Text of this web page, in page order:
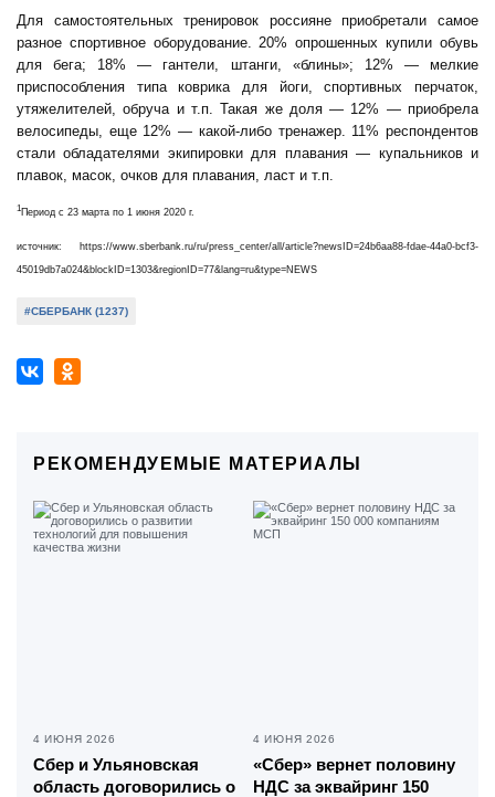
Для самостоятельных тренировок россияне приобретали самое
разное спортивное оборудование. 20% опрошенных купили обувь
для бега; 18% — гантели, штанги, «блины»; 12% — мелкие
приспособления типа коврика для йоги, спортивных перчаток,
утяжелителей, обруча и т.п. Такая же доля — 12% — приобрела
велосипеды, еще 12% — какой-либо тренажер. 11% респондентов
стали обладателями экипировки для плавания — купальников и
плавок, масок, очков для плавания, ласт и т.п.
1Период с 23 марта по 1 июня 2020 г.
источник: https://www.sberbank.ru/ru/press_center/all/article?newsID=24b6aa88-fdae-44a0-bcf3-
45019db7a024&blockID=1303&regionID=77&lang=ru&type=NEWS
#СБЕРБАНК (1237)
РЕКОМЕНДУЕМЫЕ МАТЕРИАЛЫ
4 ИЮНЯ 2026
Сбер и Ульяновская
область договорились о
4 ИЮНЯ 2026
«Сбер» вернет половину
НДС за эквайринг 150